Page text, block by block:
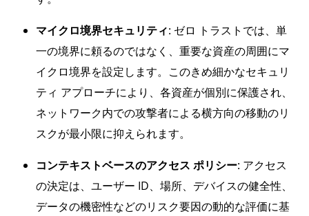
マイクロ境界セキュリティ: ゼロ トラストでは、単
一の境界に頼るのではなく、重要な資産の周囲にマ
イクロ境界を設定します。このきめ細かなセキュリ
ティ アプローチにより、各資産が個別に保護され、
ネットワーク内での攻撃者による横方向の移動のリ
スクが最小限に抑えられます。
コンテキストベースのアクセス ポリシー: アクセス
の決定は、ユーザー ID、場所、デバイスの健全性、
データの機密性などのリスク要因の動的な評価に基